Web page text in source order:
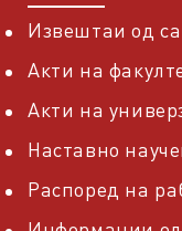
Извештаи од
Акти на
Акти на
Наставно
Распоред на